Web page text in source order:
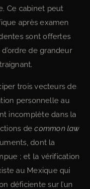
Ce cabinet peut
après examen
sont offertes
de grandeur
trois vecteurs de
personnelle au
incomplète dans la
decommon law
dont la
; et la vérification
au Mexique qui
déficiente sur l’un